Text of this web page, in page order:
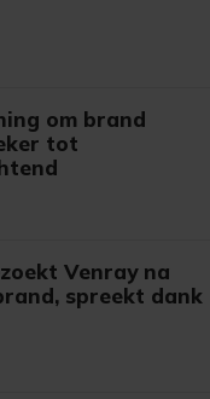
om brand
tot
Venray na
spreekt dank